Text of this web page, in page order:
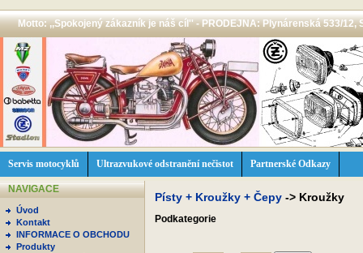
Motto: ,,Spokojený zákazník je náš cíl'' - PRODEJNA: Plynárenská 533/12,
Servis motocyklů Ultrazvukové odstranění nečistot Partnerské Odkazy
NAVIGACE
Úvod
Kontakt
INFORMACE O OBCHODU
Produkty
Písty + Kroužky + Čepy -> Kroužky
Podkategorie